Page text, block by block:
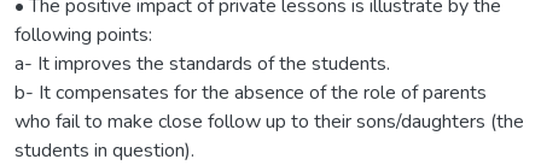
• The positive impact of private lessons is illustrate by the
following points:
a- It improves the standards of the students.
b- It compensates for the absence of the role of parents
who fail to make close follow up to their sons/daughters (the
students in question).